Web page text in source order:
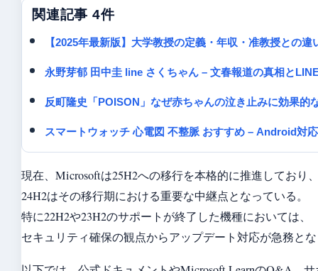
関連記事 4件
【2025年最新版】大学教授の定義・年収・准教授との
永野芽郁 田中圭 line さくちゃん – 文春報道の真相と
反町隆史「POISON」なぜ赤ちゃんの泣き止みに効果
スマートウォッチ 心電図 不整脈 おすすめ – Android対
現在、Microsoftは25H2への移行を本格的に推進しており
24H2はその移行期における重要な中継点となっている。
特に22H2や23H2のサポートが終了した機種においては、
セキュリティ確保の観点からアップデート対応が急務と